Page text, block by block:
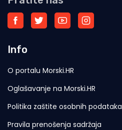
Info
O portalu Morski.HR
Oglašavanje na Morski.HR
Politika zaštite osobnih podataka
Pravila prenošenja sadržaja